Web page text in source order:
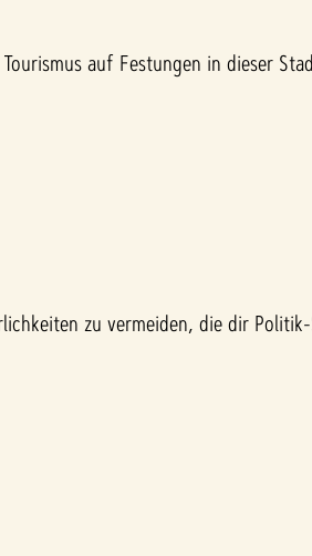
auf Festungen in dieser
zu vermeiden, die dir